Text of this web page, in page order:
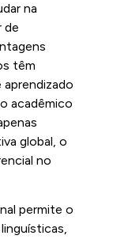
na
de
têm
acadêmico
global, o
no
permite o